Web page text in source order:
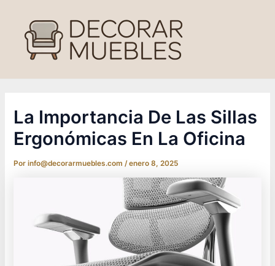
contenido
La Importancia De Las Sillas
Ergonómicas En La Oficina
Porinfo@decorarmuebles.com/enero 8, 2025